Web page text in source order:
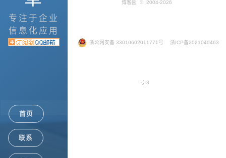
专注于企业
信息化应用
首页
联系
博客园 © 2004-2026
浙公网安备 33010602011771号 浙ICP备2021040463
号-3
Google+